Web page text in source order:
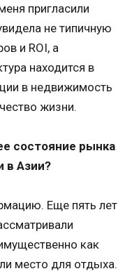
пригласили
не типичную
и ROI, а
находится в
в недвижимость
жизни.
состояние рынка
в Азии?
Еще пять лет
как
место для отдыха.